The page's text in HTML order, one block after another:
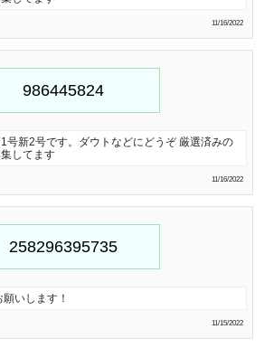
11/16/2022
号新2号です。ダウトなどにどうぞ 厳選済みの
してます
11/16/2022
いします！
11/15/2022